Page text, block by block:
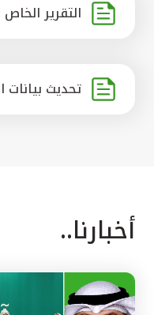
التقرير
تحديث بيانات
أخبارنا..